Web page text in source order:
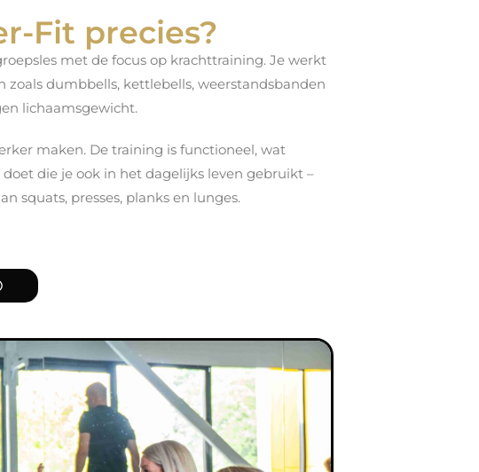
Fit precies?
met de focus op krachttraining. Je werkt
zoals dumbbells, kettlebells, weerstandsbanden
lichaamsgewicht.
maken. De training is functioneel, wat
die je ook in het dagelijks leven gebruikt –
squats, presses, planks en lunges.